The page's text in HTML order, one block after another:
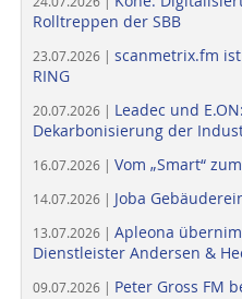
Rolltreppen der SBB
23.07.2026 | scanmetrix.fm
RING
20.07.2026 | Leadec und
Dekarbonisierung der
16.07.2026 | Vom „Smart“
14.07.2026 | Joba
13.07.2026 | Apleona
Dienstleister Andersen &
09.07.2026 | Peter Gross FM